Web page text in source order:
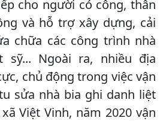
cho người có công, thân
và hỗ trợ xây dựng, cải
chữa các công trình nhà
sỹ... Ngoài ra, nhiều địa
chủ động trong việc vận
sửa nhà bia ghi danh liệt
Việt Vinh, năm 2020 vận